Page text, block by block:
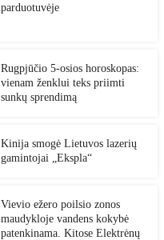
parduotuvėje
Rugpjūčio 5-osios horoskopas:
vienam ženklui teks priimti
sunkų sprendimą
Kinija smogė Lietuvos lazerių
gamintojai „Ekspla“
Vievio ežero poilsio zonos
maudykloje vandens kokybė
patenkinama. Kitose Elektrėnų